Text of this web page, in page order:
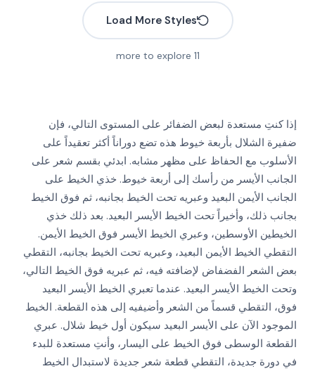
More
More
More
More
More
More
More
More
More
More
Load More Styles
11
إذا كنتِ مستعدة لبعض الضفائر على المستوى التالي، فإن
ضفيرة الشلال بأربعة خيوط هذه تضع دوراناً أكثر تعقيداً على
الأسلوب مع الحفاظ على مظهر مشابه. ابدئي بقسم شعر على
الجانب الأيسر من رأسك إلى أربعة خيوط. خذي الخيط على
الجانب الأيمن البعيد وعبريه تحت الخيط بجانبه، ثم فوق الخيط
بجانب ذلك، وأخيراً تحت الخيط الأيسر البعيد. بعد ذلك خذي
الخيطين الأوسطين، وعبري الخيط الأيسر فوق الخيط الأيمن.
التقطي الخيط الأيمن البعيد، وعبريه تحت الخيط بجانبه، التقطي
بعض الشعر الفضفاض لإضافته فيه، ثم عبريه فوق الخيط التالي،
وتحت الخيط الأيسر البعيد. عندما تعبري الخيط الأيسر البعيد
فوق، التقطي قسماً من الشعر وأضيفيه إلى هذه القطعة. الخيط
الموجود الآن على الأيسر البعيد سيكون أول خيط شلال. عبري
القطعة الوسطى فوق الخيط على اليسار، وأنتِ مستعدة للبدء
في دورة جديدة، التقطي قطعة شعر جديدة لاستبدال الخيط